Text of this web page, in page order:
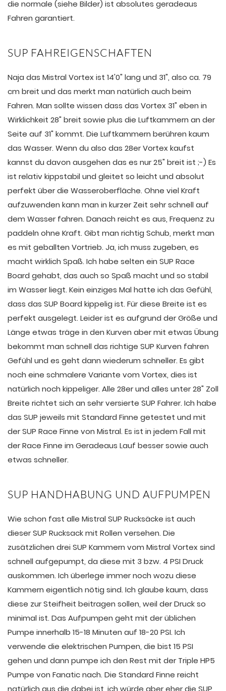
die normale (siehe Bilder) ist absolutes geradeaus
Fahren garantiert.
SUP FAHREIGENSCHAFTEN
Naja das Mistral Vortex ist 14'0" lang und 31", also ca. 79
cm breit und das merkt man natürlich auch beim
Fahren. Man sollte wissen dass das Vortex 31" eben in
Wirklichkeit 28" breit sowie plus die Luftkammern an der
Seite auf 31" kommt. Die Luftkammern berühren kaum
das Wasser. Wenn du also das 28er Vortex kaufst
kannst du davon ausgehen das es nur 25" breit ist ;-) Es
ist relativ kippstabil und gleitet so leicht und absolut
perfekt über die Wasseroberfläche. Ohne viel Kraft
aufzuwenden kann man in kurzer Zeit sehr schnell auf
dem Wasser fahren. Danach reicht es aus, Frequenz zu
paddeln ohne Kraft. Gibt man richtig Schub, merkt man
es mit geballten Vortrieb. Ja, ich muss zugeben, es
macht wirklich Spaß. Ich habe selten ein SUP Race
Board gehabt, das auch so Spaß macht und so stabil
im Wasser liegt. Kein einziges Mal hatte ich das Gefühl,
dass das SUP Board kippelig ist. Für diese Breite ist es
perfekt ausgelegt. Leider ist es aufgrund der Größe und
Länge etwas träge in den Kurven aber mit etwas Übung
bekommt man schnell das richtige SUP Kurven fahren
Gefühl und es geht dann wiederum schneller. Es gibt
noch eine schmalere Variante vom Vortex, dies ist
natürlich noch kippeliger. Alle 28er und alles unter 28" Zoll
Breite richtet sich an sehr versierte SUP Fahrer. Ich habe
das SUP jeweils mit Standard Finne getestet und mit
der SUP Race Finne von Mistral. Es ist in jedem Fall mit
der Race Finne im Geradeaus Lauf besser sowie auch
etwas schneller.
SUP HANDHABUNG UND AUFPUMPEN
Wie schon fast alle Mistral SUP Rucksäcke ist auch
dieser SUP Rucksack mit Rollen versehen. Die
zusätzlichen drei SUP Kammern vom Mistral Vortex sind
schnell aufgepumpt, da diese mit 3 bzw. 4 PSI Druck
auskommen. Ich überlege immer noch wozu diese
Kammern eigentlich nötig sind. Ich glaube kaum, dass
diese zur Steifheit beitragen sollen, weil der Druck so
minimal ist. Das Aufpumpen geht mit der üblichen
Pumpe innerhalb 15-18 Minuten auf 18-20 PSI. Ich
verwende die elektrischen Pumpen, die bist 15 PSI
gehen und dann pumpe ich den Rest mit der Triple HP5
Pumpe von Fanatic nach. Die Standard Finne reicht
natürlich aus die dabei ist, ich würde aber eher die SUP